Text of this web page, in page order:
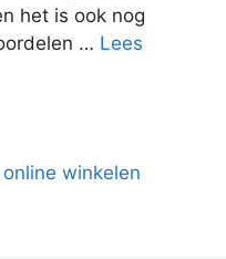
het is ook nog
… Lees
online winkelen